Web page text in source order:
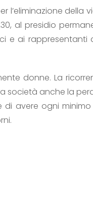
della
al presidio
e ai
donne. La
società anche la
avere ogni